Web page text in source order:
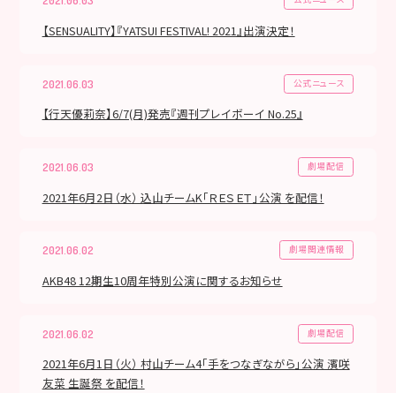
【SENSUALITY】『YATSUI FESTIVAL! 2021』出演決定！
2021.06.03 公式ニュース
【行天優莉奈】6/7(月)発売『週刊プレイボーイ No.25』
2021.06.03 劇場配信
2021年6月2日（水） 込山チームK「ＲＥＳＥＴ」公演 を配信！
2021.06.02 劇場関連情報
AKB48 12期生10周年特別公演に関するお知らせ
2021.06.02 劇場配信
2021年6月1日（火） 村山チーム4「手をつなぎながら」公演 濱咲
友菜 生誕祭 を配信！